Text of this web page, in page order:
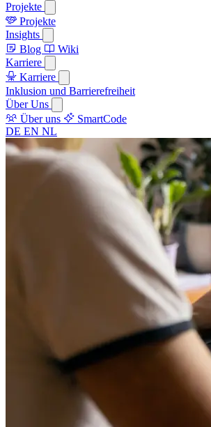
Projekte
Projekte
Insights
Blog
Wiki
Karriere
Karriere
Inklusion und Barrierefreiheit
Über Uns
Über uns
SmartCode
DE EN NL